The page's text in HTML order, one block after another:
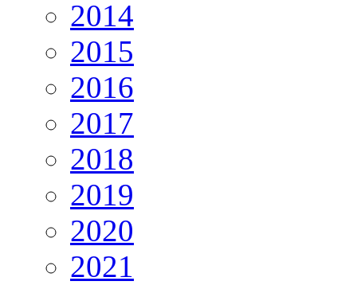
2014
2015
2016
2017
2018
2019
2020
2021